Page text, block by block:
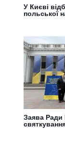
У Києві
польської
Заява Ради